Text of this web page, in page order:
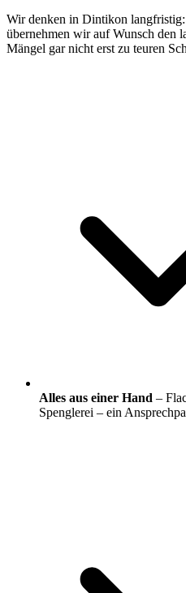
Wir denken in Dintikon
übernehmen wir auf Wunsch den
Mängel gar nicht erst zu teuren
Alles aus einer Hand –
Spenglerei – ein